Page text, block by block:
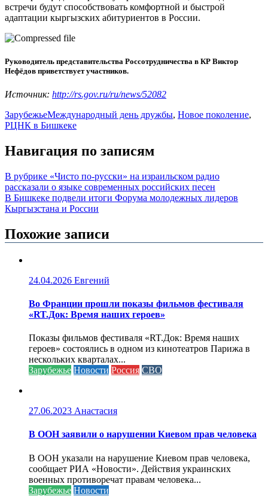
встречи будут способствовать комфортной и быстрой
адаптации кыргызских абитуриентов в России.
Руководитель представительства Россотрудничества в КР Виктор
Нефёдов приветствует участников.
Источник: http://rs.gov.ru/ru/news/52082
ЗарубежьеМеждународный день дружбы, Новое поколение,
РЦНК в Бишкеке
Навигация по записям
В рубрике «Чисто по-русски» на израильском радио
рассказали о языке современных российских песен
В Бишкеке подвели итоги Форума молодежных лидеров
Кыргызстана и России
Похожие записи
24.04.2026 Евгений
Во Франции прошли показы фильмов фестиваля
«RT.Док: Время наших героев»
Показы фильмов фестиваля «RT.Док: Время наших
героев» состоялись в одном из кинотеатров Парижа в
нескольких кварталах...
Зарубежье Новости Россия СВО
27.06.2023 Анастасия
В ООН заявили о нарушении Киевом прав человека
В ООН указали на нарушение Киевом прав человека,
сообщает РИА «Новости». Действия украинских
военных противоречат правам человека...
Зарубежье Новости